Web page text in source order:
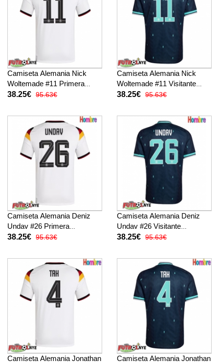
Camiseta Alemania Nick
Woltemade #11 Primera
Equipación Mundial 2026
38.25€ 95.63€
Camiseta Alemania Nick
Woltemade #11 Visitante
Equipación Mundial 2026
38.25€ 95.63€
Camiseta Alemania Deniz
Undav #26 Primera
Equipación Mundial 2026
38.25€ 95.63€
Camiseta Alemania Deniz
Undav #26 Visitante
Equipación Mundial 2026
38.25€ 95.63€
Camiseta Alemania Jonathan
Camiseta Alemania Jonathan